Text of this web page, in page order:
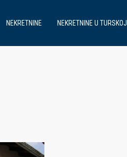
NEKRETNINE NEKRETNINE U TURSKOJ